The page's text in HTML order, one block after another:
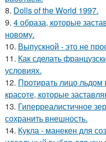
8. Dolls of the World 1997.
9. 4 образа, которые
новому.
10. Выпускной - это не
11. Как сделать
условиях.
12. Протирать лицо
красоте, которые
13. Гиперреалистичное
сохранить внешность.
14. Кукла - манекен для